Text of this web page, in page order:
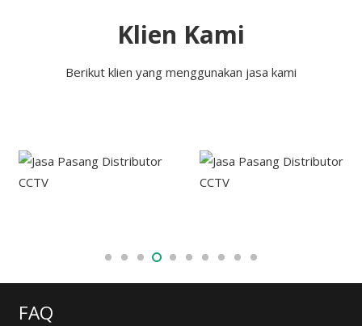
Klien Kami
Berikut klien yang menggunakan jasa kami
FAQ